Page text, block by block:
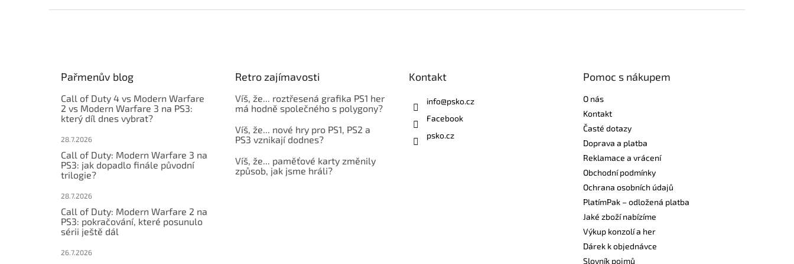
Pařmenův blog
Call of Duty 4 vs Modern Warfare
2 vs Modern Warfare 3 na PS3:
který díl dnes vybrat?
28.7.2026
Call of Duty: Modern Warfare 3 na
PS3: jak dopadlo finále původní
trilogie?
28.7.2026
Call of Duty: Modern Warfare 2 na
PS3: pokračování, které posunulo
sérii ještě dál
26.7.2026
Retro zajímavosti
Víš, že... roztřesená grafika PS1 her
má hodně společného s polygony?
Víš, že... nové hry pro PS1, PS2 a
PS3 vznikají dodnes?
Víš, že... paměťové karty změnily
způsob, jak jsme hráli?
Kontakt
info@psko.cz
Facebook
psko.cz
Pomoc s nákupem
O nás
Kontakt
Časté dotazy
Doprava a platba
Reklamace a vrácení
Obchodní podmínky
Ochrana osobních údajů
PlatímPak – odložená platba
Jaké zboží nabízíme
Výkup konzolí a her
Dárek k objednávce
Slovník pojmů